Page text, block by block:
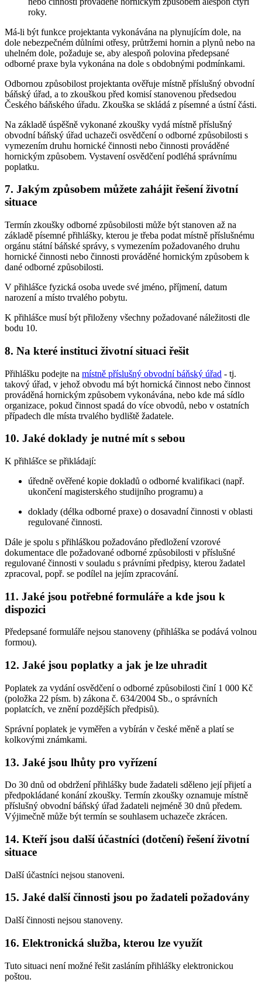
roky.
Má-li být funkce projektanta vykonávána na plynujícím dole, na
dole nebezpečném důlními otřesy, průtržemi hornin a plynů nebo na
uhelném dole, požaduje se, aby alespoň polovina předepsané
odborné praxe byla vykonána na dole s obdobnými podmínkami.
Odbornou způsobilost projektanta ověřuje místně příslušný obvodní
báňský úřad, a to zkouškou před komisí stanovenou předsedou
Českého báňského úřadu. Zkouška se skládá z písemné a ústní části.
Na základě úspěšně vykonané zkoušky vydá místně příslušný
obvodní báňský úřad uchazeči osvědčení o odborné způsobilosti s
vymezením druhu hornické činnosti nebo činnosti prováděné
hornickým způsobem. Vystavení osvědčení podléhá správnímu
poplatku.
7. Jakým způsobem můžete zahájit řešení životní
situace
Termín zkoušky odborné způsobilosti může být stanoven až na
základě písemné přihlášky, kterou je třeba podat místně příslušnému
orgánu státní báňské správy, s vymezením požadovaného druhu
hornické činnosti nebo činnosti prováděné hornickým způsobem k
dané odborné způsobilosti.
V přihlášce fyzická osoba uvede své jméno, příjmení, datum
narození a místo trvalého pobytu.
K přihlášce musí být přiloženy všechny požadované náležitosti dle
bodu 10.
8. Na které instituci životní situaci řešit
Přihlášku podejte na místně příslušný obvodní báňský úřad - tj.
takový úřad, v jehož obvodu má být hornická činnost nebo činnost
prováděná hornickým způsobem vykonávána, nebo kde má sídlo
organizace, pokud činnost spadá do více obvodů, nebo v ostatních
případech dle místa trvalého bydliště žadatele.
10. Jaké doklady je nutné mít s sebou
K přihlášce se přikládají:
úředně ověřené kopie dokladů o odborné kvalifikaci (např.
ukončení magisterského studijního programu) a
doklady (délka odborné praxe) o dosavadní činnosti v oblasti
regulované činnosti.
Dále je spolu s přihláškou požadováno předložení vzorové
dokumentace dle požadované odborné způsobilosti v příslušné
regulované činnosti v souladu s právními předpisy, kterou žadatel
zpracoval, popř. se podílel na jejím zpracování.
11. Jaké jsou potřebné formuláře a kde jsou k
dispozici
Předepsané formuláře nejsou stanoveny (přihláška se podává volnou
formou).
12. Jaké jsou poplatky a jak je lze uhradit
Poplatek za vydání osvědčení o odborné způsobilosti činí 1 000 Kč
(položka 22 písm. b) zákona č. 634/2004 Sb., o správních
poplatcích, ve znění pozdějších předpisů).
Správní poplatek je vyměřen a vybírán v české měně a platí se
kolkovými známkami.
13. Jaké jsou lhůty pro vyřízení
Do 30 dnů od obdržení přihlášky bude žadateli sděleno její přijetí a
předpokládané konání zkoušky. Termín zkoušky oznamuje místně
příslušný obvodní báňský úřad žadateli nejméně 30 dnů předem.
Výjimečně může být termín se souhlasem uchazeče zkrácen.
14. Kteří jsou další účastníci (dotčení) řešení životní
situace
Další účastníci nejsou stanoveni.
15. Jaké další činnosti jsou po žadateli požadovány
Další činnosti nejsou stanoveny.
16. Elektronická služba, kterou lze využít
Tuto situaci není možné řešit zasláním přihlášky elektronickou
poštou.